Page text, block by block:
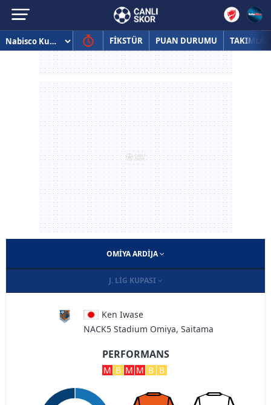
FİKSTÜR PUAN DURUMU TAKIMLAR
OMIYA ARDIJA
J. LIG KUPASI
Ken Iwase
NACK5 Stadium Omiya, Saitama
PERFORMANS
M B M M B B